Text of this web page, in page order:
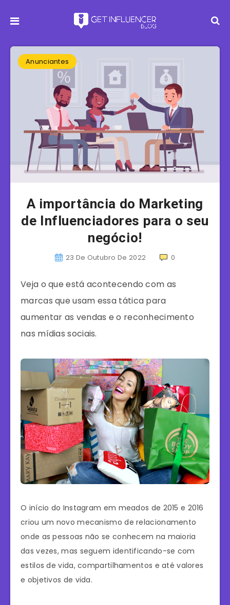
Anunciantes
A importância do Marketing
de Influenciadores para o seu
negócio!
23 De Outubro De 2022 0
Veja o que está acontecendo com as
marcas que usam essa tática para
aumentar as vendas e o reconhecimento
nas mídias sociais.
O início do Instagram em meados de 2015 e 2016
criou um novo mecanismo de relacionamento
onde as pessoas não se conhecem na maioria
das vezes, mas seguem identificando-se com
estilos de vida, compartilhamentos e até valores
e objetivos de vida.